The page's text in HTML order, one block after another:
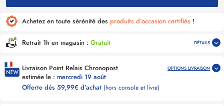
Achetez en toute sérénité des produits d’occasion certifiés !
Retrait 1h en magasin : Gratuit DÉTAILS
Livraison Point Relais Chronopost
estimée le : mercredi 19 août
Offerte dés 59,99€ d’achat (hors console et livre)
OPTIONS LIVRAISON